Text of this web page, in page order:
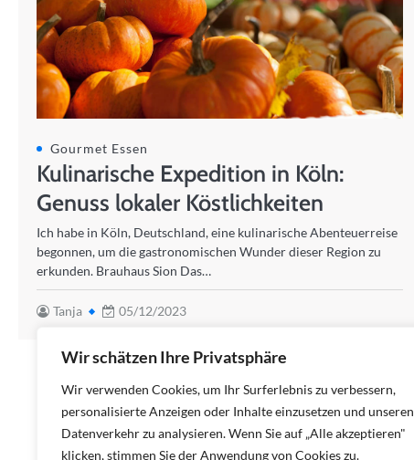
Wir schätzen Ihre Privatsphäre
Wir verwenden Cookies, um Ihr Surferlebnis zu verbessern,
personalisierte Anzeigen oder Inhalte einzusetzen und unseren
Datenverkehr zu analysieren. Wenn Sie auf „Alle akzeptieren"
klicken, stimmen Sie der Anwendung von Cookies zu.
Gourmet Essen
Kulinarische Expedition in Köln:
Genuss lokaler Köstlichkeiten
Ich habe in Köln, Deutschland, eine kulinarische Abenteuerreise
begonnen, um die gastronomischen Wunder dieser Region zu
erkunden. Brauhaus Sion Das…
Tanja 05/12/2023